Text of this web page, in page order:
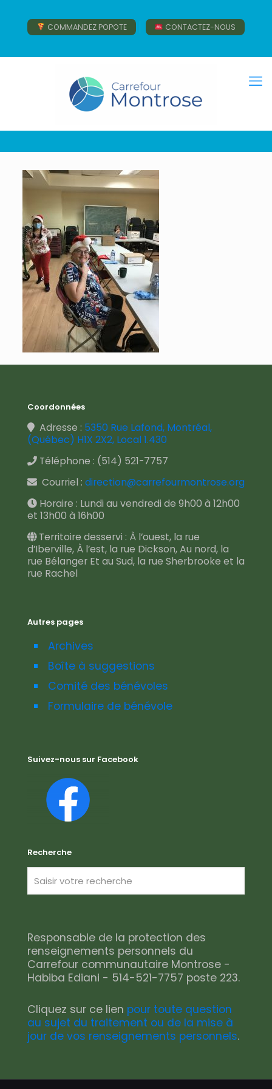
COMMANDEZ POPOTE CONTACTEZ-NOUS
Coordonnées
Adresse : 5350 Rue Lafond, Montréal,
(Québec) H1X 2X2, Local 1.430
Téléphone : (514) 521-7757
Courriel : direction@carrefourmontrose.org
Horaire : Lundi au vendredi de 9h00 à 12h00
et 13h00 à 16h00
Territoire desservi : À l’ouest, la rue
d’Iberville, À l’est, la rue Dickson, Au nord, la
rue Bélanger Et au Sud, la rue Sherbrooke et la
rue Rachel
Autres pages
Archives
Boîte à suggestions
Comité des bénévoles
Formulaire de bénévole
Suivez-nous sur Facebook
Recherche
Responsable de la protection des
renseignements personnels du
Carrefour communautaire Montrose -
Habiba Ediani - 514-521-7757 poste 223.
Cliquez sur ce lien pour toute question
au sujet du traitement ou de la mise à
jour de vos renseignements personnels.